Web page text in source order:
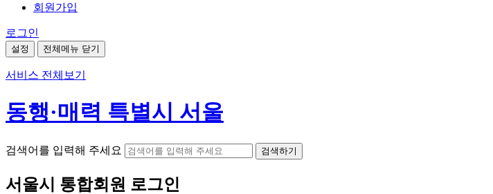
회원가입
로그인
설정 전체메뉴 닫기
서비스 전체보기
동행·매력 특별시 서울
검색어를 입력해 주세요 검색하기
서울시 통합회원 로그인